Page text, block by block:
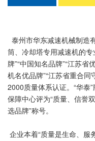
泰州市华东减速机械制造
筒、冷却塔专用减速机的
牌”“中国知名品牌”“江苏省
机名优品牌”“江苏省重合同
2000质量体系认证。“华泰
保障中心评为“质量、信誉
选品牌”称号。
企业本着“质量是生命、服